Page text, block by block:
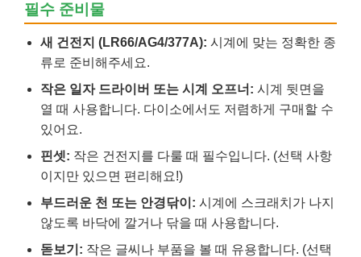
필수 준비물
새 건전지 (LR66/AG4/377A): 시계에 맞는 정확한 종
류로 준비해주세요.
작은 일자 드라이버 또는 시계 오프너: 시계 뒷면을
열 때 사용합니다. 다이소에서도 저렴하게 구매할 수
있어요.
핀셋: 작은 건전지를 다룰 때 필수입니다. (선택 사항
이지만 있으면 편리해요!)
부드러운 천 또는 안경닦이: 시계에 스크래치가 나지
않도록 바닥에 깔거나 닦을 때 사용합니다.
돋보기: 작은 글씨나 부품을 볼 때 유용합니다. (선택